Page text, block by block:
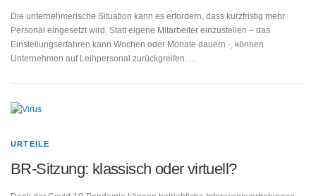
Die unternehmerische Situation kann es erfordern, dass kurzfristig mehr
Personal eingesetzt wird. Statt eigene Mitarbeiter einzustellen – das
Einstellungserfahren kann Wochen oder Monate dauern -, können
Unternehmen auf Leihpersonal zurückgreifen. …
URTEILE
BR-Sitzung: klassisch oder virtuell?